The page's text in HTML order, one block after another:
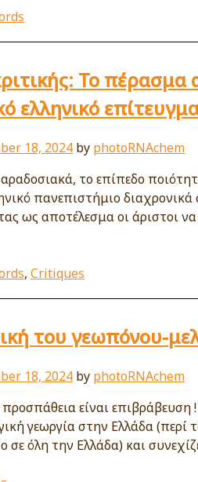
To
ελληνικό
18, 2024 by photoRNAchem
το επίπεδο
πανεπιστήμιο
ως αποτέλεσμα οι άριστοι
, Critiques
του γεωπόνου-
18, 2024 by photoRNAchem
είναι
γεωργία στην Ελλάδα
σε όλη την Ελλάδα) και